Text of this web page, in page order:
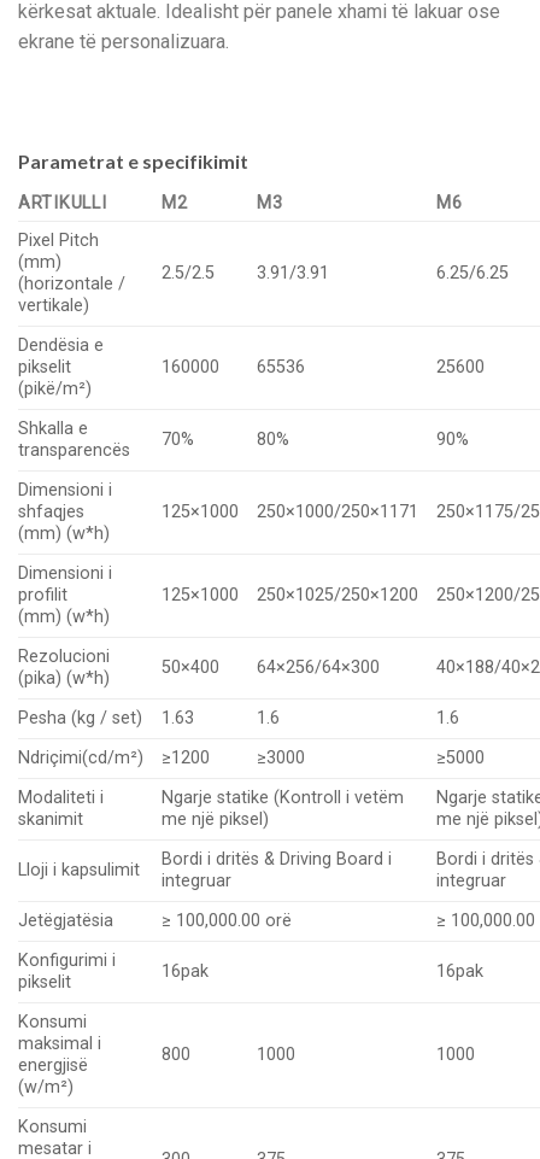
kërkesat aktuale. Idealisht për panele xhami të lakuar ose
ekrane të personalizuara.
Parametrat e specifikimit
ARTIKULLI M2 M3
M6
Pixel Pitch
(mm)
(horizontale /
vertikale)
2.5/2.5 3.91/3.91 6.25/6.25
Dendësia e
pikselit
(pikë/m²)
160000 65536 25600
Shkalla e
transparencës
70% 80% 90%
Dimensioni i
shfaqjes
(mm) (w*h)
125×1000 250×1000/250×1171 250×1175/
Dimensioni i
profilit
(mm) (w*h)
125×1000 250×1025/250×1200 250×1200/
Rezolucioni
(pika) (w*h)
50×400 64×256/64×300 40×188/
Pesha (kg / set) 1.63 1.6
1.6
Ndriçimi(cd/m²)
≥1200 ≥3000
≥5000
Modaliteti i
skanimit
Ngarje statike (Kontroll i vetëm
me një piksel)
Ngarje
me një
Lloji i kapsulimit
Bordi i dritës & Driving Board i
integruar
Bordi i dritës
integruar
Jetëgjatësia
≥ 100,000.00 orë
≥
Konfigurimi i
pikselit
16pak 16pak
Konsumi
maksimal i
energjisë
(w/m²)
800 1000 1000
Konsumi
mesatar i